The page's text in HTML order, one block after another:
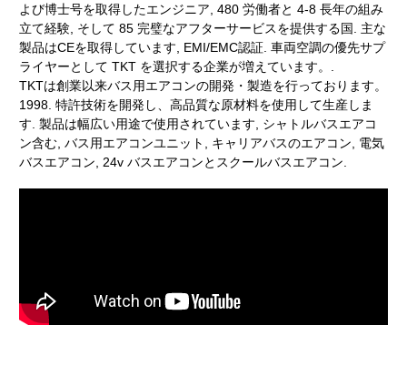
よび博士号を取得したエンジニア, 480 労働者と 4-8 長年の組み
立て経験, そして 85 完璧なアフターサービスを提供する国. 主な
製品はCEを取得しています, EMI/EMC認証. 車両空調の優先サプ
ライヤーとして TKT を選択する企業が増えています。.
TKTは創業以来バス用エアコンの開発・製造を行っております。
1998. 特許技術を開発し、高品質な原材料を使用して生産しま
す. 製品は幅広い用途で使用されています, シャトルバスエアコ
ン含む, バス用エアコンユニット, キャリアバスのエアコン, 電気
バスエアコン, 24v バスエアコンとスクールバスエアコン.